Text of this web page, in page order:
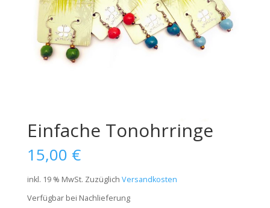
Einfache Tonohrringe
15,00 €
inkl. 19 % MwSt. Zuzüglich Versandkosten
Verfügbar bei Nachlieferung